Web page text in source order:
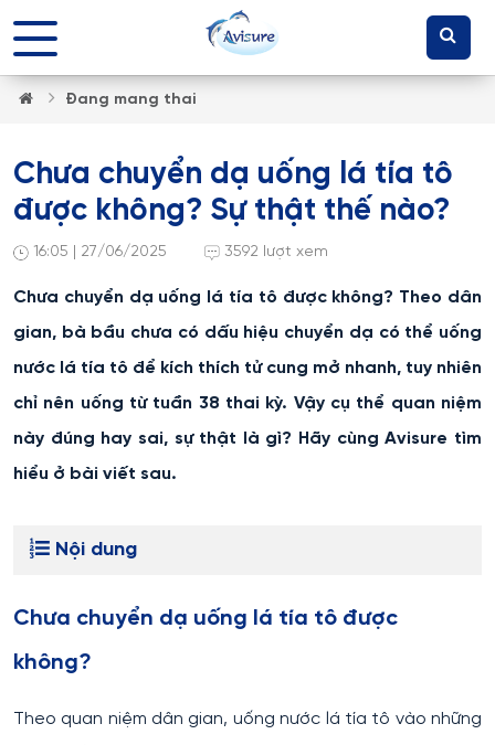
Đang mang thai
Chưa chuyển dạ uống lá tía tô
được không? Sự thật thế nào?
16:05 | 27/06/2025 3592 lượt xem
Chưa chuyển dạ uống lá tía tô được không? Theo dân
gian, bà bầu chưa có dấu hiệu chuyển dạ có thể uống
nước lá tía tô để kích thích tử cung mở nhanh, tuy nhiên
chỉ nên uống từ tuần 38 thai kỳ. Vậy cụ thể quan niệm
này đúng hay sai, sự thật là gì? Hãy cùng Avisure tìm
hiểu ở bài viết sau.
Nội dung
Chưa chuyển dạ uống lá tía tô được
không?
Theo quan niệm dân gian, uống nước lá tía tô vào những